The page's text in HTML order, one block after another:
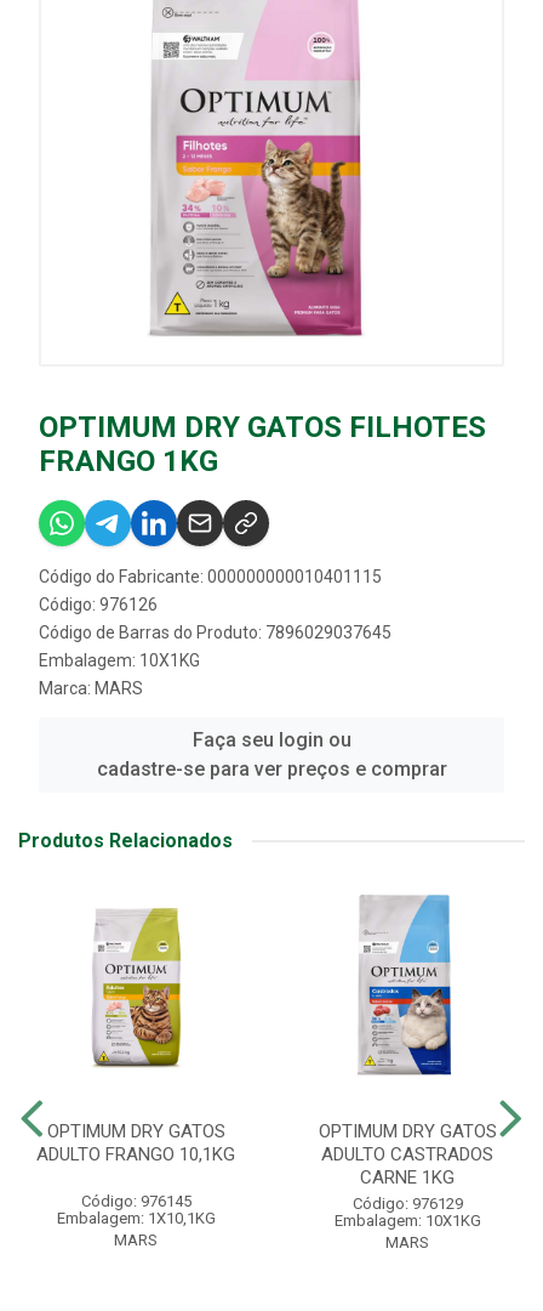
OPTIMUM DRY GATOS FILHOTES
FRANGO 1KG
Código do Fabricante: 000000000010401115
Código: 976126
Código de Barras do Produto: 7896029037645
Embalagem: 10X1KG
Marca: MARS
Faça seu login ou
cadastre-se para ver preços e comprar
Produtos Relacionados
OPTIMUM DRY GATOS
ADULTO FRANGO 10,1KG
Código: 976145
Embalagem: 1X10,1KG
MARS
OPTIMUM DRY GATOS
ADULTO CASTRADOS
CARNE 1KG
Código: 976129
Embalagem: 10X1KG
MARS